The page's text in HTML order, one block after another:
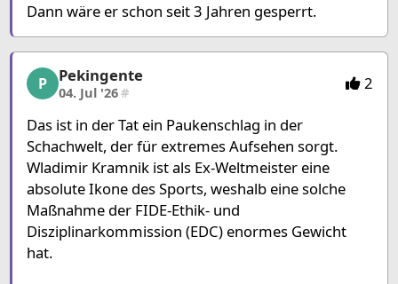
Dann wäre er schon seit 3 Jahren gesperrt.
Pekingente, 4/6, 04. Jul '26
P Pekingente
04. Jul '26# 2
Das ist in der Tat ein Paukenschlag in der
Schachwelt, der für extremes Aufsehen sorgt.
Wladimir Kramnik ist als Ex-Weltmeister eine
absolute Ikone des Sports, weshalb eine solche
Maßnahme der FIDE-Ethik- und
Disziplinarkommission (EDC) enormes Gewicht
hat.